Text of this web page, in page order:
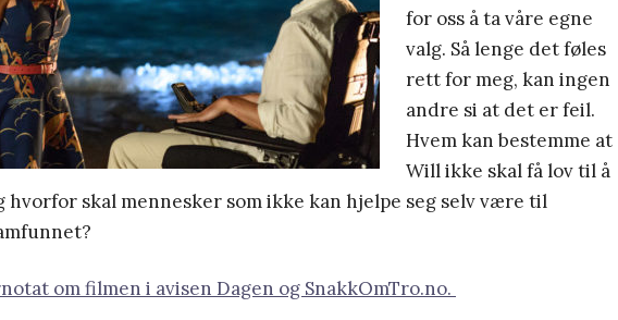
for oss å ta våre egne
valg. Så lenge det føles
rett for meg, kan ingen
andre si at det er feil.
Hvem kan bestemme at
Will ikke skal få lov til å
hvorfor skal mennesker som ikke kan hjelpe seg selv være til
om filmen i avisen Dagen og SnakkOmTro.no.